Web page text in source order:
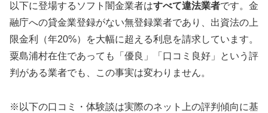
以下に登場するソフト闇金業者はすべて違法業者です。金
融庁への貸金業登録がない無登録業者であり、出資法の上
限金利（年20%）を大幅に超える利息を請求しています。
粟島浦村在住であっても「優良」「口コミ良好」という評
判がある業者でも、この事実は変わりません。
※以下の口コミ・体験談は実際のネット上の評判傾向に基